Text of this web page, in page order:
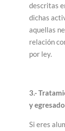
descritas
dichas
aquellas
relación
por ley.
3.-
y
Si eres